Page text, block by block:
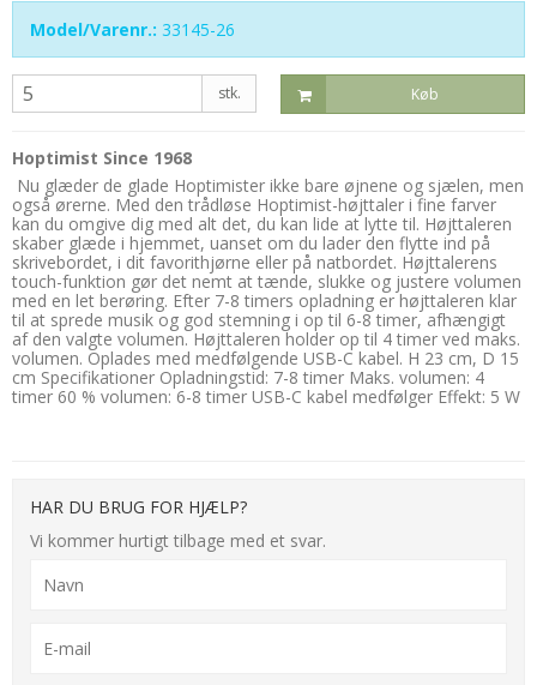
Model/Varenr.: 33145-26
stk. Køb
Hoptimist Since 1968
Nu glæder de glade Hoptimister ikke bare øjnene og sjælen, men
også ørerne. Med den trådløse Hoptimist-højttaler i fine farver
kan du omgive dig med alt det, du kan lide at lytte til. Højttaleren
skaber glæde i hjemmet, uanset om du lader den flytte ind på
skrivebordet, i dit favorithjørne eller på natbordet. Højttalerens
touch-funktion gør det nemt at tænde, slukke og justere volumen
med en let berøring. Efter 7-8 timers opladning er højttaleren klar
til at sprede musik og god stemning i op til 6-8 timer, afhængigt
af den valgte volumen. Højttaleren holder op til 4 timer ved maks.
volumen. Oplades med medfølgende USB-C kabel. H 23 cm, D 15
cm Specifikationer Opladningstid: 7-8 timer Maks. volumen: 4
timer 60 % volumen: 6-8 timer USB-C kabel medfølger Effekt: 5 W
HAR DU BRUG FOR HJÆLP?
Vi kommer hurtigt tilbage med et svar.